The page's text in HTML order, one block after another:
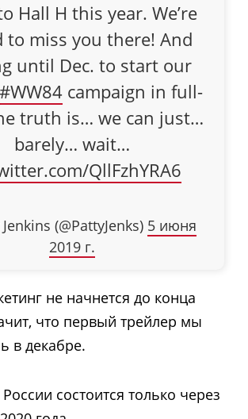
Hall H this year. We’re
to miss you there! And
until Dec. to start our
#WW84 campaign in full-
truth is… we can just…
barely… wait…
QllFzhYRA6
(@PattyJenks) 5 июня
2019 г.
не начнется до конца
что первый трейлер мы
в декабре.
состоится только через